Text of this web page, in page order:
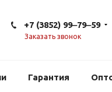
+7 (3852) 99‒79‒59
Заказать звонок
Гарантия